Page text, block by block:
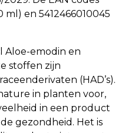
ml) en 5412466010045
Aloe-emodin en
stoffen zijn
(HAD’s).
in planten voor,
in een product
gezondheid. Het is